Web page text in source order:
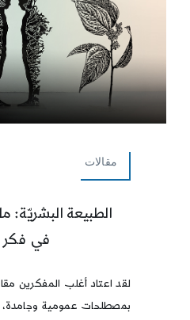
مقالات
الطبيعة البشريّة:
في فكر
لقد اعتاد أغلب المفكرين
بمصطلحات عمومية وجامدة،